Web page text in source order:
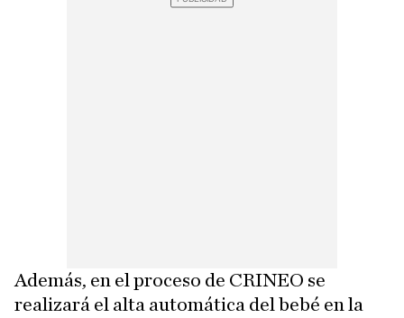
Además, en el proceso de CRINEO se
realizará el alta automática del bebé en la